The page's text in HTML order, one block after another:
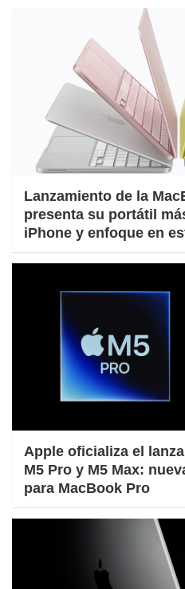
Lanzamiento de la
presenta su portátil
iPhone y enfoque en
Apple oficializa el
M5 Pro y M5 Max:
para MacBook Pro